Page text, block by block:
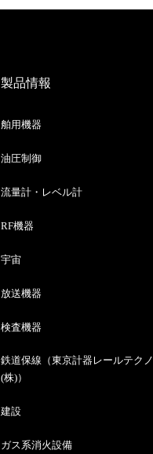
製品情報
舶用機器
油圧制御
流量計・レベル計
RF機器
宇宙
放送機器
検査機器
鉄道保線（東京計器レールテクノ
(株)）
建設
ガス系消火設備